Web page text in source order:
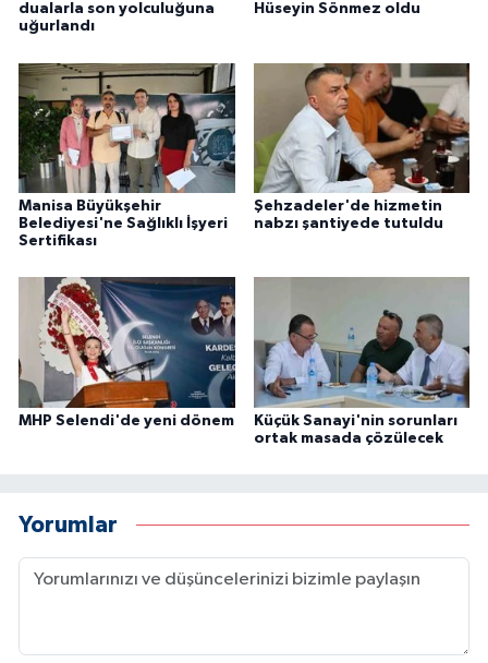
dualarla son yolculuğuna
uğurlandı
Hüseyin Sönmez oldu
Manisa Büyükşehir
Belediyesi'ne Sağlıklı İşyeri
Sertifikası
Şehzadeler'de hizmetin
nabzı şantiyede tutuldu
MHP Selendi'de yeni dönem
Küçük Sanayi'nin sorunları
ortak masada çözülecek
Yorumlar